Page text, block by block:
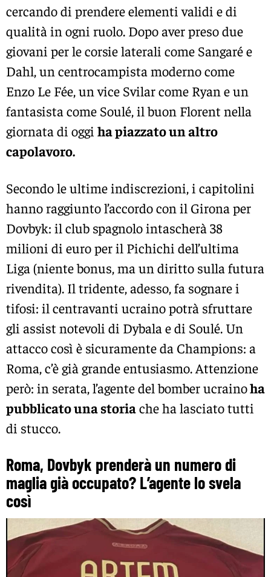
cercando di prendere elementi validi e di
qualità in ogni ruolo. Dopo aver preso due
giovani per le corsie laterali come Sangaré e
Dahl, un centrocampista moderno come
Enzo Le Fée, un vice Svilar come Ryan e un
fantasista come Soulé, il buon Florent nella
giornata di oggi ha piazzato un altro
capolavoro.
Secondo le ultime indiscrezioni, i capitolini
hanno raggiunto l’accordo con il Girona per
Dovbyk: il club spagnolo intascherà 38
milioni di euro per il Pichichi dell’ultima
Liga (niente bonus, ma un diritto sulla futura
rivendita). Il tridente, adesso, fa sognare i
tifosi: il centravanti ucraino potrà sfruttare
gli assist notevoli di Dybala e di Soulé. Un
attacco così è sicuramente da Champions: a
Roma, c’è già grande entusiasmo. Attenzione
però: in serata, l’agente del bomber ucrainoha
pubblicato una storiache ha lasciato tutti
di stucco.
Roma, Dovbyk prenderà un numero di
maglia già occupato? L’agente lo svela
così